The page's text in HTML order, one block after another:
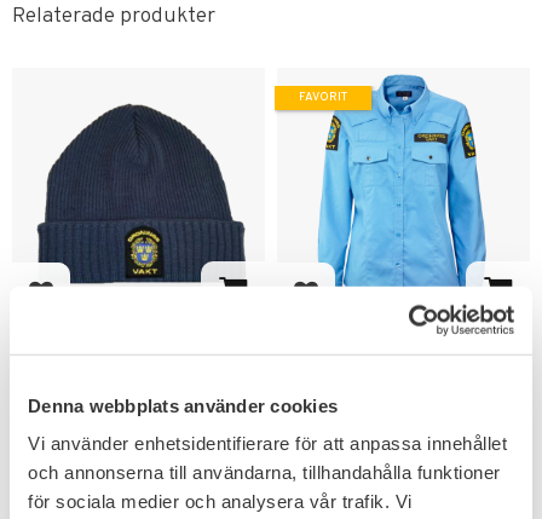
Denna webbplats använder cookies
Vi använder enhetsidentifierare för att anpassa innehållet
och annonserna till användarna, tillhandahålla funktioner
för sociala medier och analysera vår trafik. Vi
Relaterade produkter
RPS godkänd vindtät, stickad
mössa i klassisk stil med mjukt
foder.
Lägg till i favoriter
Ljusblå damskjorta för
ordningsvak med button down
krage.
799KR
FAVORIT